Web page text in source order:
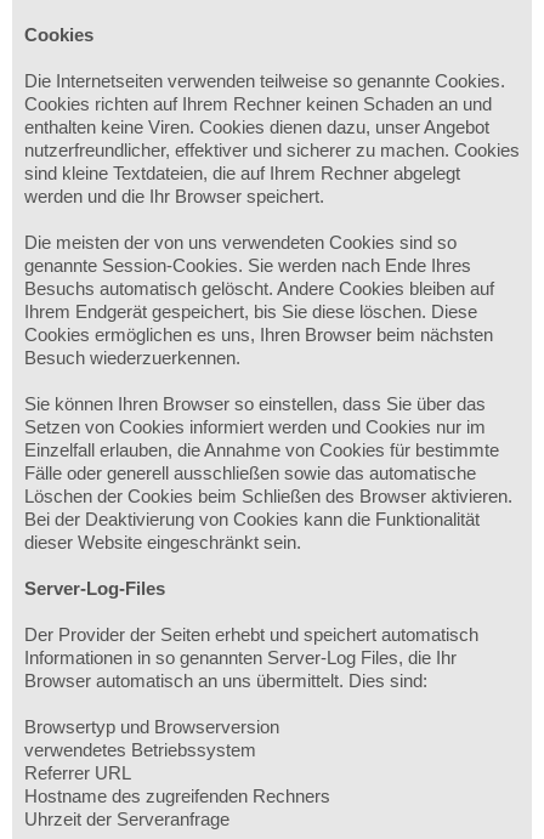
Cookies
Die Internetseiten verwenden teilweise so genannte Cookies.
Cookies richten auf Ihrem Rechner keinen Schaden an und
enthalten keine Viren. Cookies dienen dazu, unser Angebot
nutzerfreundlicher, effektiver und sicherer zu machen. Cookies
sind kleine Textdateien, die auf Ihrem Rechner abgelegt
werden und die Ihr Browser speichert.
Die meisten der von uns verwendeten Cookies sind so
genannte Session-Cookies. Sie werden nach Ende Ihres
Besuchs automatisch gelöscht. Andere Cookies bleiben auf
Ihrem Endgerät gespeichert, bis Sie diese löschen. Diese
Cookies ermöglichen es uns, Ihren Browser beim nächsten
Besuch wiederzuerkennen.
Sie können Ihren Browser so einstellen, dass Sie über das
Setzen von Cookies informiert werden und Cookies nur im
Einzelfall erlauben, die Annahme von Cookies für bestimmte
Fälle oder generell ausschließen sowie das automatische
Löschen der Cookies beim Schließen des Browser aktivieren.
Bei der Deaktivierung von Cookies kann die Funktionalität
dieser Website eingeschränkt sein.
Server-Log-Files
Der Provider der Seiten erhebt und speichert automatisch
Informationen in so genannten Server-Log Files, die Ihr
Browser automatisch an uns übermittelt. Dies sind:
Browsertyp und Browserversion
verwendetes Betriebssystem
Referrer URL
Hostname des zugreifenden Rechners
Uhrzeit der Serveranfrage